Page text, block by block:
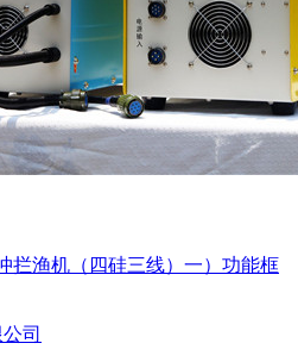
拦渔机（四硅三线）一）功能框